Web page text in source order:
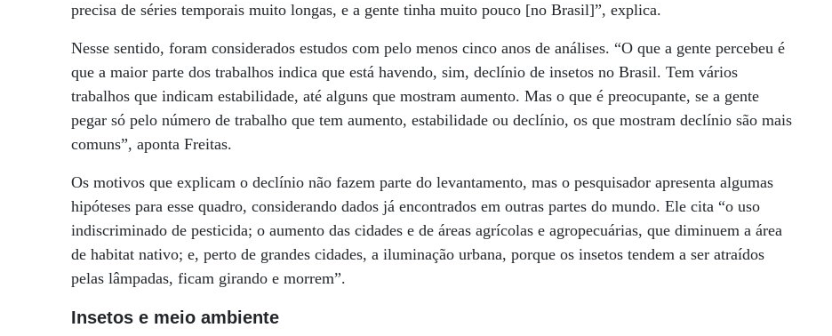
precisa de séries temporais muito longas, e a gente tinha muito pouco [no Brasil]”, explica.
Nesse sentido, foram considerados estudos com pelo menos cinco anos de análises. “O que a gente percebeu é
que a maior parte dos trabalhos indica que está havendo, sim, declínio de insetos no Brasil. Tem vários
trabalhos que indicam estabilidade, até alguns que mostram aumento. Mas o que é preocupante, se a gente
pegar só pelo número de trabalho que tem aumento, estabilidade ou declínio, os que mostram declínio são mais
comuns”, aponta Freitas.
Os motivos que explicam o declínio não fazem parte do levantamento, mas o pesquisador apresenta algumas
hipóteses para esse quadro, considerando dados já encontrados em outras partes do mundo. Ele cita “o uso
indiscriminado de pesticida; o aumento das cidades e de áreas agrícolas e agropecuárias, que diminuem a área
de habitat nativo; e, perto de grandes cidades, a iluminação urbana, porque os insetos tendem a ser atraídos
pelas lâmpadas, ficam girando e morrem”.
Insetos e meio ambiente